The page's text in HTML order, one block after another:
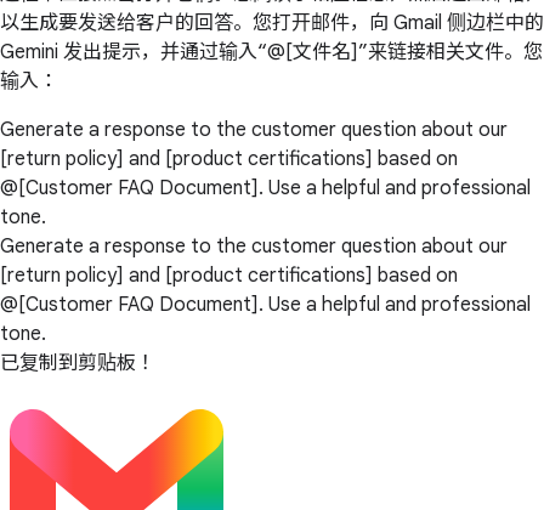
以生成要发送给客户的回答。您打开邮件，向 Gmail 侧边栏中的
Gemini 发出提示，并通过输入“@[文件名]”来链接相关文件。您
输入：
Generate a response to the customer question about our
[return policy] and [product certifications] based on
@[Customer FAQ Document]. Use a helpful and professional
tone.
Generate a response to the customer question about our
[return policy] and [product certifications] based on
@[Customer FAQ Document]. Use a helpful and professional
tone.
已复制到剪贴板！